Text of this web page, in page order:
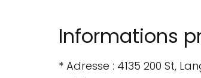
Informations
* Adresse : 4135 200 St,